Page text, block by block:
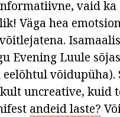
vaid ka
Väga hea
Evening Luule
võidupüha).
uncreative, kuid
andeid laste?